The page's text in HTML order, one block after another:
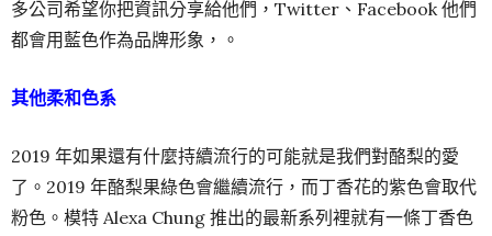
多公司希望你把資訊分享給他們，Twitter、Facebook 他們
都會用藍色作為品牌形象，。
其他柔和色系
2019 年如果還有什麼持續流行的可能就是我們對酪梨的愛
了。2019 年酪梨果綠色會繼續流行，而丁香花的紫色會取代
粉色。模特 Alexa Chung 推出的最新系列裡就有一條丁香色